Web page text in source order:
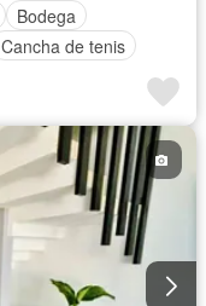
Bodega
Cancha de tenis